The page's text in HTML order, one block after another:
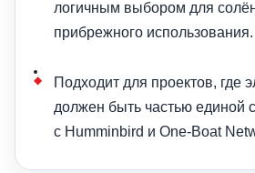
логичным выбором для
прибрежного использования.
Подходит для проектов, где
должен быть частью единой
с Humminbird и One-Boat